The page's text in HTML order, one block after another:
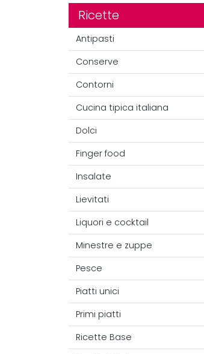
Ricette
Antipasti
Conserve
Contorni
Cucina tipica italiana
Dolci
Finger food
Insalate
Lievitati
Liquori e cocktail
Minestre e zuppe
Pesce
Piatti unici
Primi piatti
Ricette Base